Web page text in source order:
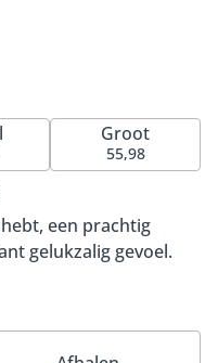
een prachtig
gelukzalig gevoel.
Door de vrolijke
bos bloemen
met onze
gerecycled glas is
Groot
55,98